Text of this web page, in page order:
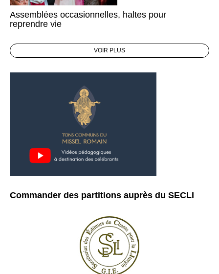
Assemblées occasionnelles, haltes pour
reprendre vie
VOIR PLUS
Commander des partitions auprès du SECLI